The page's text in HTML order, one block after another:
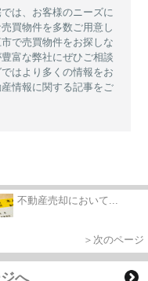
は、お客様のニーズに
買物件を多数ご用意し
で売買物件をお探しな
富な弊社にぜひご相談
はより多くの情報をお
情報に関する記事をご
不動産売却において...
＞次のページ
へ